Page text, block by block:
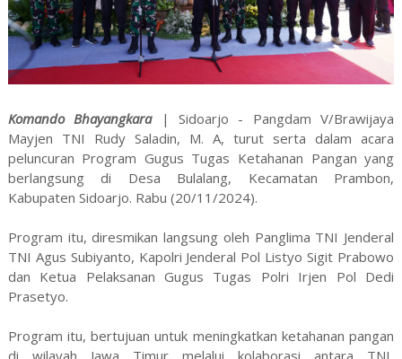
Komando Bhayangkara| Sidoarjo - Pangdam V/Brawijaya
Mayjen TNI Rudy Saladin, M. A, turut serta dalam acara
peluncuran Program Gugus Tugas Ketahanan Pangan yang
berlangsung di Desa Bulalang, Kecamatan Prambon,
Kabupaten Sidoarjo. Rabu (20/11/2024).
Program itu, diresmikan langsung oleh Panglima TNI Jenderal
TNI Agus Subiyanto, Kapolri Jenderal Pol Listyo Sigit Prabowo
dan Ketua Pelaksanan Gugus Tugas Polri Irjen Pol Dedi
Prasetyo.
Program itu, bertujuan untuk meningkatkan ketahanan pangan
di wilayah Jawa Timur melalui kolaborasi antara TNI,